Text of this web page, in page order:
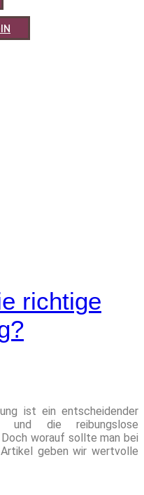
IN
richtige
ist ein entscheidender
die reibungslose
worauf sollte man bei
geben wir wertvolle